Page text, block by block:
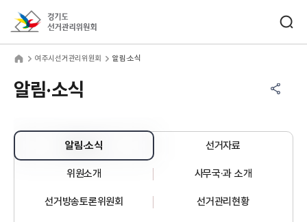
여주시선거관리위원회 알림·소식
알림·소식
알림·소식 선거자료
위원소개 사무국·과 소개
선거방송토론위원회 선거관리현황